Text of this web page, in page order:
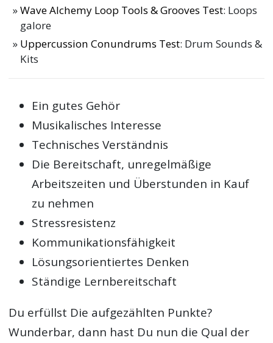
Wave Alchemy Loop Tools & Grooves Test: Loops
galore
Uppercussion Conundrums Test: Drum Sounds &
Kits
Ein gutes Gehör
Musikalisches Interesse
Technisches Verständnis
Die Bereitschaft, unregelmäßige
Arbeitszeiten und Überstunden in Kauf
zu nehmen
Stressresistenz
Kommunikationsfähigkeit
Lösungsorientiertes Denken
Ständige Lernbereitschaft
Du erfüllst Die aufgezählten Punkte?
Wunderbar, dann hast Du nun die Qual der